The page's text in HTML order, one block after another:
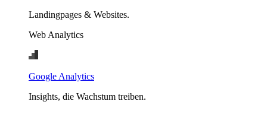
Landingpages & Websites.
Web Analytics
Google Analytics
Insights, die Wachstum treiben.